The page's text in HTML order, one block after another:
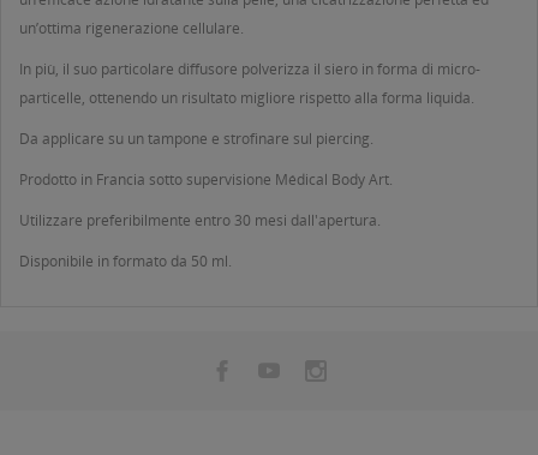
un’ottima rigenerazione cellulare.
In più, il suo particolare diffusore polverizza il siero in forma di micro-
particelle, ottenendo un risultato migliore rispetto alla forma liquida.
Da applicare su un tampone e strofinare sul piercing.
Prodotto in Francia sotto supervisione Médical Body Art.
Utilizzare preferibilmente entro 30 mesi dall'apertura.
Disponibile in formato da 50 ml.